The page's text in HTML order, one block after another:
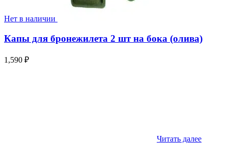
Нет в наличии
Капы для бронежилета 2 шт на бока (олива)
1,590 ₽
Читать далее